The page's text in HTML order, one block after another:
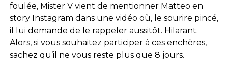
foulée, Mister V vient de mentionner Matteo en
story Instagram dans une vidéo où, le sourire pincé,
il lui demande de le rappeler aussitôt. Hilarant.
Alors, si vous souhaitez participer à ces enchères,
sachez qu’il ne vous reste plus que 8 jours.